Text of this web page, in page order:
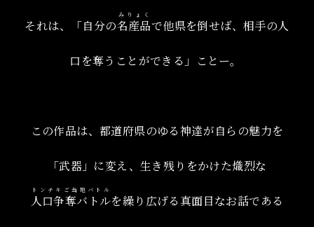
それは、「自分の名産品
みりょく
で他県を倒せば、相手の人
口を奪うことができる」ことー。
この作品は、都道府県のゆる神達が自らの魅力を
「武器」に変え、生き残りをかけた熾烈な
人口争奪バトル
トンチキご当地バトル
を繰り広げる真面目なお話である